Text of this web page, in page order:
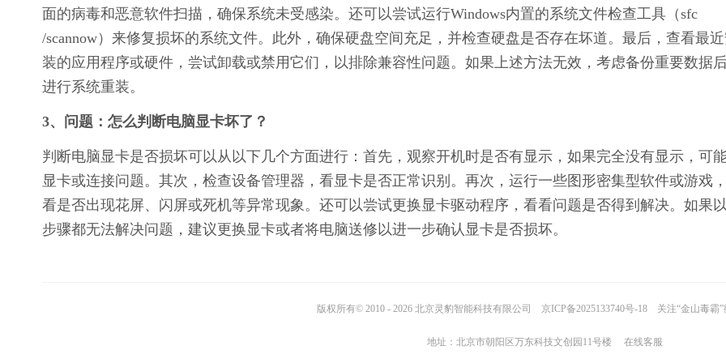
面的病毒和恶意软件扫描，确保系统未受感染。还可以尝试运行Windows内置的系统文件检查工具（sfc
/scannow）来修复损坏的系统文件。此外，确保硬盘空间充足，并检查硬盘是否存在坏道。最后，查看最
装的应用程序或硬件，尝试卸载或禁用它们，以排除兼容性问题。如果上述方法无效，考虑备份重要数据后
进行系统重装。
3、问题：怎么判断电脑显卡坏了？
判断电脑显卡是否损坏可以从以下几个方面进行：首先，观察开机时是否有显示，如果完全没有显示，可
显卡或连接问题。其次，检查设备管理器，看显卡是否正常识别。再次，运行一些图形密集型软件或游戏
看是否出现花屏、闪屏或死机等异常现象。还可以尝试更换显卡驱动程序，看看问题是否得到解决。如果
步骤都无法解决问题，建议更换显卡或者将电脑送修以进一步确认显卡是否损坏。
版权所有© 2010 - 2026 北京灵豹智能科技有限公司 京ICP备2025133740号-18 关注“金山毒霸
地址：北京市朝阳区万东科技文创园11号楼 在线客服